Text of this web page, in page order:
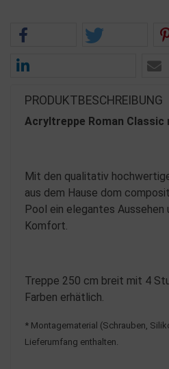
PRODUKTBESCHREIBUNG
Acryltreppe Roman Classic
Mit den qualitativ
aus dem Hause dom
Pool ein elegantes Aussehen
Komfort.
Treppe 250 cm breit mit 4
Farben erhätlich.
* Montagematerial (Schrauben,
Lieferumfang enthalten.